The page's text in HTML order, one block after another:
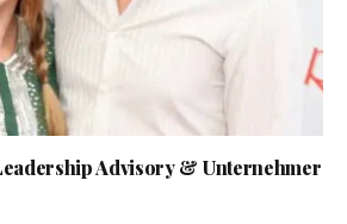
Advisory & Unternehmer